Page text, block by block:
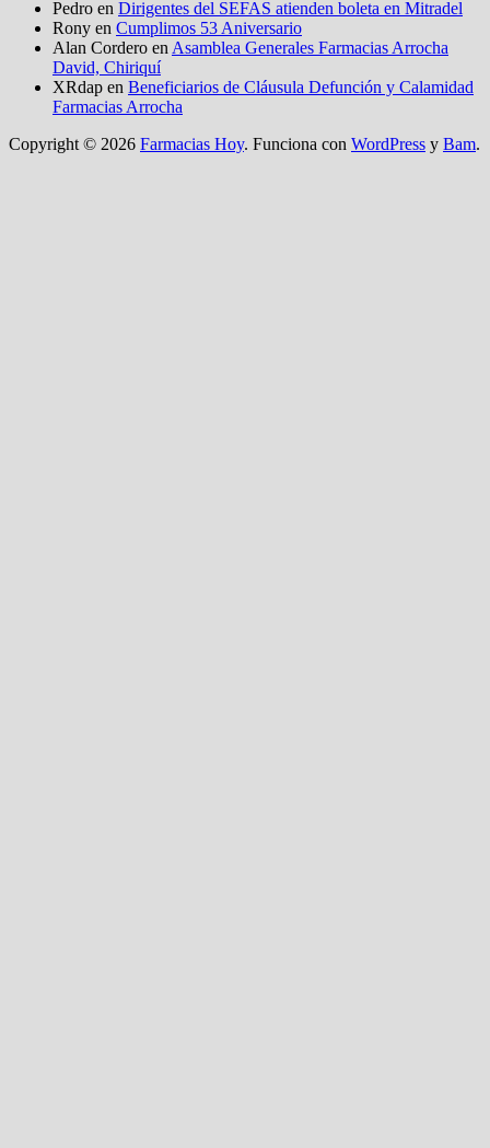
Pedro en Dirigentes del SEFAS atienden boleta en Mitradel
Rony en Cumplimos 53 Aniversario
Alan Cordero en Asamblea Generales Farmacias Arrocha
David, Chiriquí
XRdap en Beneficiarios de Cláusula Defunción y Calamidad
Farmacias Arrocha
Copyright © 2026 Farmacias Hoy. Funciona con WordPress y Bam.